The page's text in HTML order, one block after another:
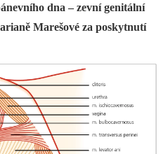
dna – zevní genitální
Marešové za poskytnutí